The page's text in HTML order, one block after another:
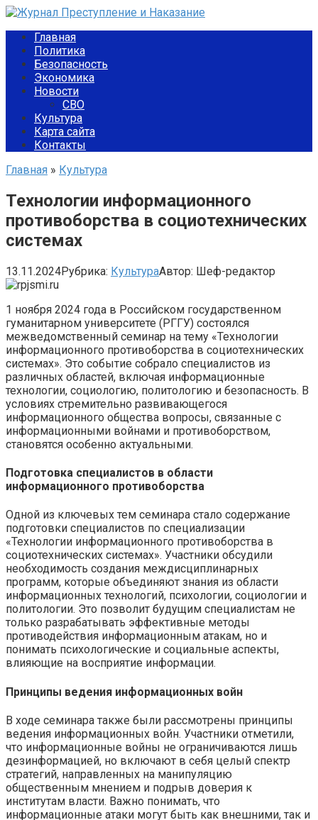
Перейти
контентуГлавная
Политика
Безопасность
Экономика
Новости
СВО
Культура
Карта сайта
Контакты
Главная » Культура
Технологии информационного
противоборства в социотехнических
системах
13.11.2024Рубрика: КультураАвтор: Шеф-редактор
1 ноября 2024 года в Российском государственном
гуманитарном университете (РГГУ) состоялся
межведомственный семинар на тему «Технологии
информационного противоборства в социотехнических
системах». Это событие собрало специалистов из
различных областей, включая информационные
технологии, социологию, политологию и безопасность. В
условиях стремительно развивающегося
информационного общества вопросы, связанные с
информационными войнами и противоборством,
становятся особенно актуальными.
Подготовка специалистов в области
информационного противоборства
Одной из ключевых тем семинара стало содержание
подготовки специалистов по специализации
«Технологии информационного противоборства в
социотехнических системах». Участники обсудили
необходимость создания междисциплинарных
программ, которые объединяют знания из области
информационных технологий, психологии, социологии и
политологии. Это позволит будущим специалистам не
только разрабатывать эффективные методы
противодействия информационным атакам, но и
понимать психологические и социальные аспекты,
влияющие на восприятие информации.
Принципы ведения информационных войн
В ходе семинара также были рассмотрены принципы
ведения информационных войн. Участники отметили,
что информационные войны не ограничиваются лишь
дезинформацией, но включают в себя целый спектр
стратегий, направленных на манипуляцию
общественным мнением и подрыв доверия к
институтам власти. Важно понимать, что
информационные атаки могут быть как внешними, так и